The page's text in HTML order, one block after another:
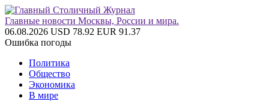
Главные новости Москвы, России и мира.
06.08.2026 USD 78.92 EUR 91.37
Ошибка погоды
Политика
Общество
Экономика
В мире